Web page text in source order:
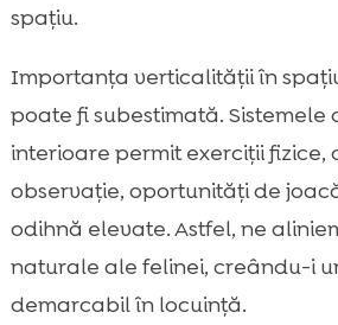
 Siguranță și stabilitate: ce
Materiele recomandate
prietenos cu pisica

Montaj și amplasare: cum
ca să fie folosit zilnic
 Design și integrare în
spațiu frumos și funcțional
Dimensiuni și ergonomie:
spațiu.
Importanța verticalității în
poate fi subestimată. Sistemele
interioare permit exerciții fizice,
observație, oportunități de
odihnă elevate. Astfel, ne
naturale ale felinei, creându-i
demarcabil în locuință.